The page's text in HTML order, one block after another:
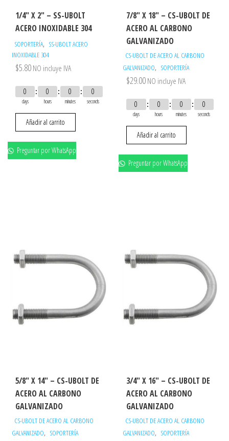
1/4″ X 2″ – SS-UBOLT
ACERO INOXIDABLE 304
SOPORTERÍA, SS-UBOLT ACERO
INOXIDABLE 304
$5.80 NO incluye IVA
0
days
0
hours
0
minutes
0
seconds
Añadir al carrito
Preguntar por WhatsApp
7/8″ X 18″ – CS-UBOLT DE
ACERO AL CARBONO
GALVANIZADO
CS-UBOLT DE ACERO AL CARBONO
GALVANIZADO, SOPORTERÍA
$29.00 NO incluye IVA
0
days
0
hours
0
minutes
0
seconds
Añadir al carrito
Preguntar por WhatsApp
5/8″ X 14″ – CS-UBOLT DE
ACERO AL CARBONO
GALVANIZADO
CS-UBOLT DE ACERO AL CARBONO
GALVANIZADO, SOPORTERÍA
3/4″ X 16″ – CS-UBOLT DE
ACERO AL CARBONO
GALVANIZADO
CS-UBOLT DE ACERO AL CARBONO
GALVANIZADO, SOPORTERÍA